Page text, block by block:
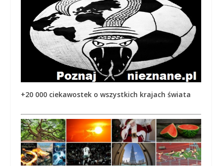
+20 000 ciekawostek o wszystkich krajach świata